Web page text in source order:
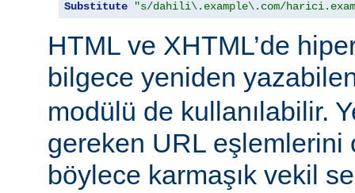
Substitute "s/dahili\.example\.com/
HTML ve XHTML’de
bilgece yeniden
modülü de kullanılabilir.
gereken URL eşlemlerini
böylece karmaşık vekil